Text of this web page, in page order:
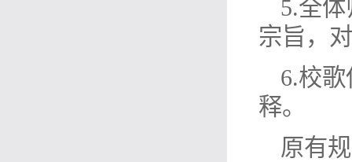
5.全
宗旨，
6.校
释。
原有